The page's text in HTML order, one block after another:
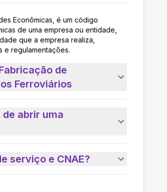
Econômicas, é um código
de uma empresa ou entidade,
que a empresa realiza,
e regulamentações.
de
Ferroviários
de abrir uma
serviço e CNAE?